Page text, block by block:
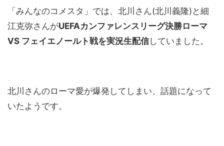
「みんなのコメスタ」では、北川さん(北川義隆)と細
江克弥さんがUEFAカンファレンスリーグ決勝ローマ
VS フェイエノールト戦を実況生配信していました。
北川さんのローマ愛が爆発してしまい、話題になって
いたようです。